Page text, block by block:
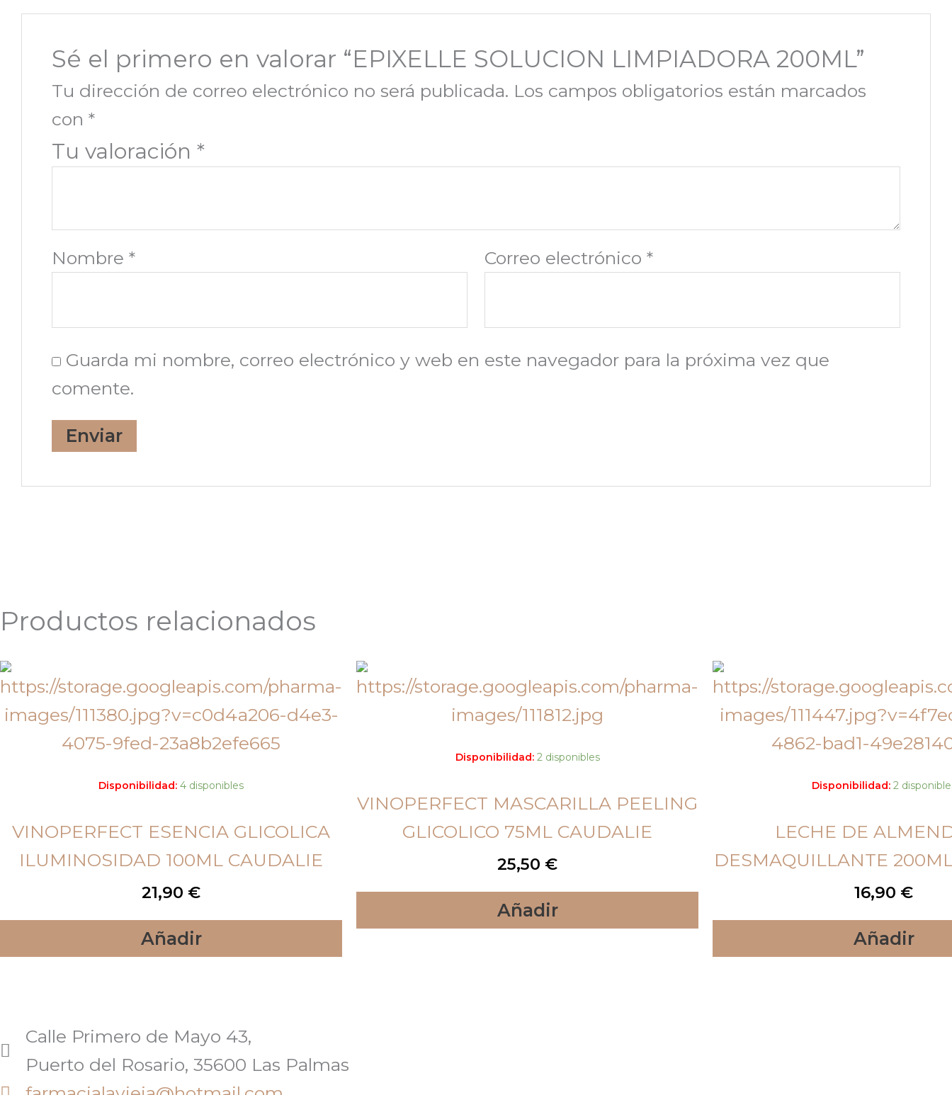
Sé el primero en valorar “EPIXELLE SOLUCION LIMPIADORA 200ML”
Tu dirección de correo electrónico no será publicada. Los campos obligatorios están marcados
con *
Tu valoración *
Nombre * Correo electrónico *
Guarda mi nombre, correo electrónico y web en este navegador para la próxima vez que
comente.
Productos relacionados
Disponibilidad: 4 disponibles
VINOPERFECT ESENCIA GLICOLICA
ILUMINOSIDAD 100ML CAUDALIE
21,90 €
Añadir
Disponibilidad: 2 disponibles
VINOPERFECT MASCARILLA PEELING
GLICOLICO 75ML CAUDALIE
25,50 €
Añadir
Disponibilidad: 2
LECHE DE
DESMAQUILLANTE
16,90 €
Añadir
Calle Primero de Mayo 43,
Puerto del Rosario, 35600 Las Palmas